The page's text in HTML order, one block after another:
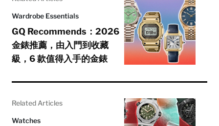
Wardrobe Essentials
GQ Recommends：2026
金錶推薦，由入門到收藏
級，6 款值得入手的金錶
Related Articles
Watches